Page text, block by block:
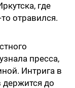
где
отравился.
пресса,
Интрига в
держится до